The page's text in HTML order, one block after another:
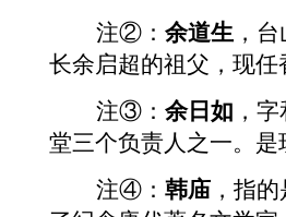
注②： 余道生，台
长余启超的祖父，现
注③： 余日如 ，
堂三个负责人之一。
注④： 韩庙，指的